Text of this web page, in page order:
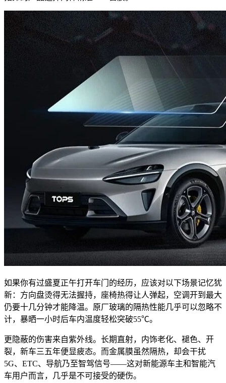
如果你有过盛夏正午打开车门的经历，应该对以下场景记忆犹
新：方向盘烫得无法握持，座椅热得让人弹起，空调开到最大
仍要十几分钟才能降温。原厂玻璃的隔热性能几乎可以忽略不
计，暴晒一小时后车内温度轻松突破55℃。
更隐蔽的伤害来自紫外线。长期直射，内饰老化、褪色、开
裂，新车三五年便显疲态。而金属膜虽然隔热，却会干扰
5G、ETC、导航乃至智驾信号——这对新能源车主和智能汽
车用户而言，几乎是不可接受的硬伤。